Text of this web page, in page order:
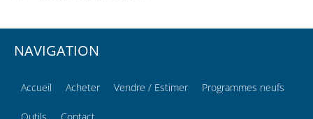
NAVIGATION
Accueil Acheter Vendre / Estimer Programmes neufs